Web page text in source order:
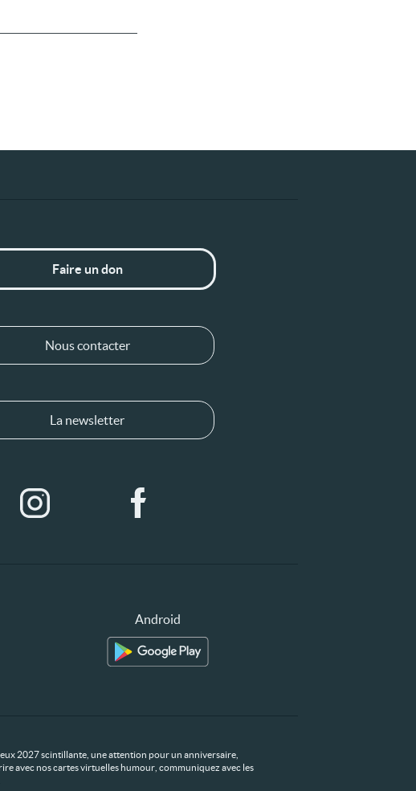
Faire un don
Nous contacter
La newsletter
Android
2027 scintillante, une attention pour un anniversaire,
avec nos cartes virtuelles humour, communiquez avec les